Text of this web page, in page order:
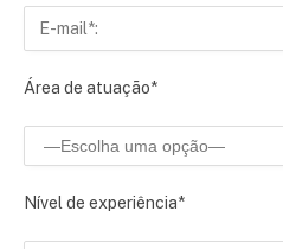
Área de atuação*
Nível de experiência*